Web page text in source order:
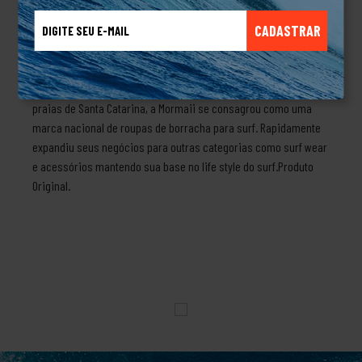
CADASTRAR
pvc, é leve, confortável e com boa durabilidade. Com detalhes
frequenciados nas laterais do cabedal e sola bicolor, o urban
smash é moderno e atemporal. A combinação certa para
qualquer look style.Sobre a marca MormaiiCriada na década de
70 pelo brasileiro médico Morongo que gostava de surfar nas
praias de Santa Catarina, a Mormaii se consagrou como uma
marca nacional de roupas de borracha para surf. Rapidamente
expandiu seus negócios para outras categorias como surf wear
e acessórios mantendo sua base no life style do surf.Produto
Original.